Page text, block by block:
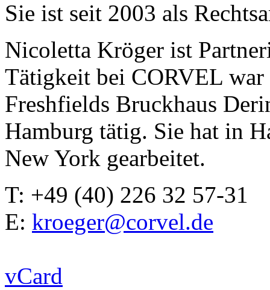
Sie ist seit 2003 als
Nicoletta Kröger ist
Tätigkeit bei CORVEL war
Freshfields Bruckhaus
Hamburg tätig. Sie hat in
New York gearbeitet.
T: +49 (40) 226 32 57-31
E: kroeger@corvel.de
vCard